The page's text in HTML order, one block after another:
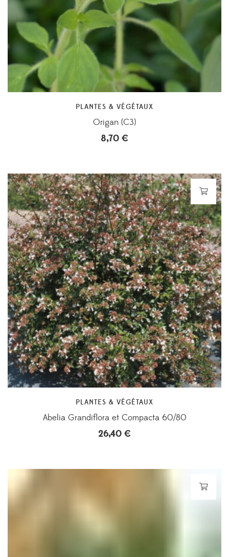
PLANTES & VÉGÉTAUX
Origan (C3)
8,70 €
PLANTES & VÉGÉTAUX
Abelia Grandiflora et Compacta 60/80
26,40 €